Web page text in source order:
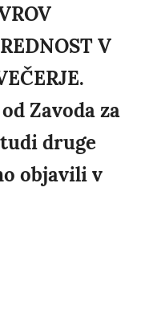
V
Zavoda za
druge
objavili v